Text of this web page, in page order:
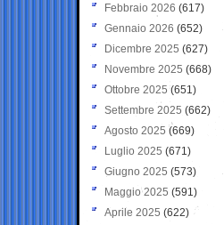
Febbraio 2026 (617)
Gennaio 2026 (652)
Dicembre 2025 (627)
Novembre 2025 (668)
Ottobre 2025 (651)
Settembre 2025 (662)
Agosto 2025 (669)
Luglio 2025 (671)
Giugno 2025 (573)
Maggio 2025 (591)
Aprile 2025 (622)